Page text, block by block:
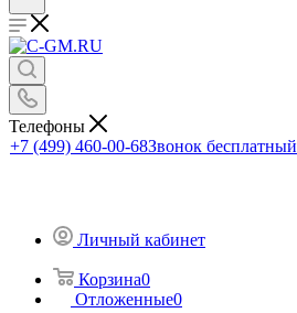
Телефоны
+7 (499) 460-00-68Звонок бесплатный
Личный кабинет
Корзина0
Отложенные0